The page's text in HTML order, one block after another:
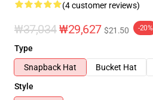
(4 customer reviews)
₩37,034₩29,627 $21.50 -20%
Type
Snapback Hat
Bucket Hat
Style